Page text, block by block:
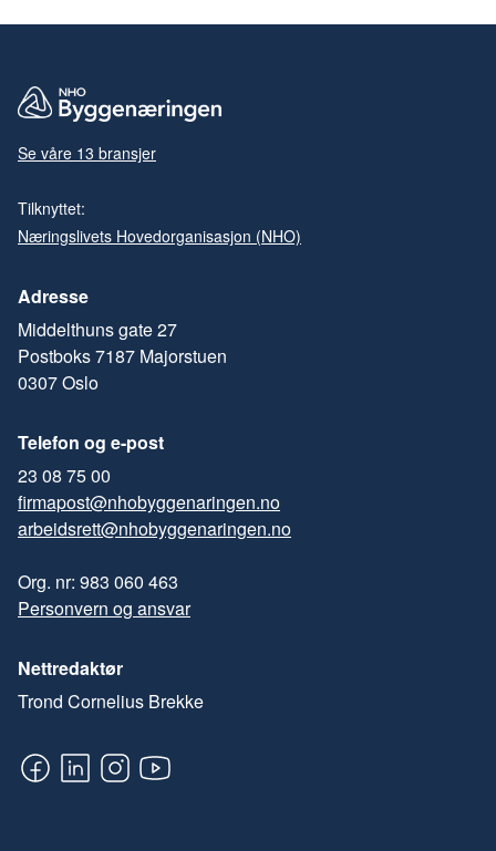
Se våre 13 bransjer
Tilknyttet:
Næringslivets Hovedorganisasjon (NHO)
Adresse
Middelthuns gate 27
Postboks 7187 Majorstuen
0307 Oslo
Telefon og e-post
23 08 75 00
firmapost@nhobyggenaringen.no
arbeidsrett@nhobyggenaringen.no
Org. nr: 983 060 463
Personvern og ansvar
Nettredaktør
Trond Cornelius Brekke